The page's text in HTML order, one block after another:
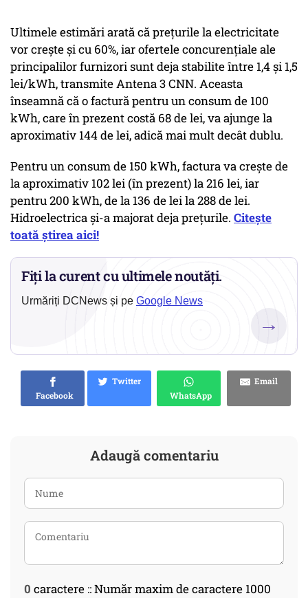
Ultimele estimări arată că prețurile la electricitate
vor crește și cu 60%, iar ofertele concurențiale ale
principalilor furnizori sunt deja stabilite între 1,4 și 1,5
lei/kWh, transmite Antena 3 CNN. Aceasta
înseamnă că o factură pentru un consum de 100
kWh, care în prezent costă 68 de lei, va ajunge la
aproximativ 144 de lei, adică mai mult decât dublu.
Pentru un consum de 150 kWh, factura va crește de
la aproximativ 102 lei (în prezent) la 216 lei, iar
pentru 200 kWh, de la 136 de lei la 288 de lei.
Hidroelectrica și-a majorat deja prețurile. Citește
toată știrea aici!
Fiți la curent cu ultimele noutăți.
Urmăriți DCNews și pe Google News
→
Facebook
Twitter
WhatsApp
Email
Adaugă comentariu
0 caractere :: Număr maxim de caractere 1000